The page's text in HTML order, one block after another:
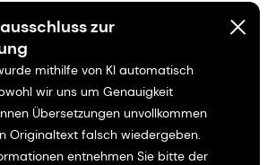
zur
mithilfe von KI automatisch
wir uns um Genauigkeit
Übersetzungen unvollkommen
Originaltext falsch wiedergeben.
entnehmen Sie bitte der